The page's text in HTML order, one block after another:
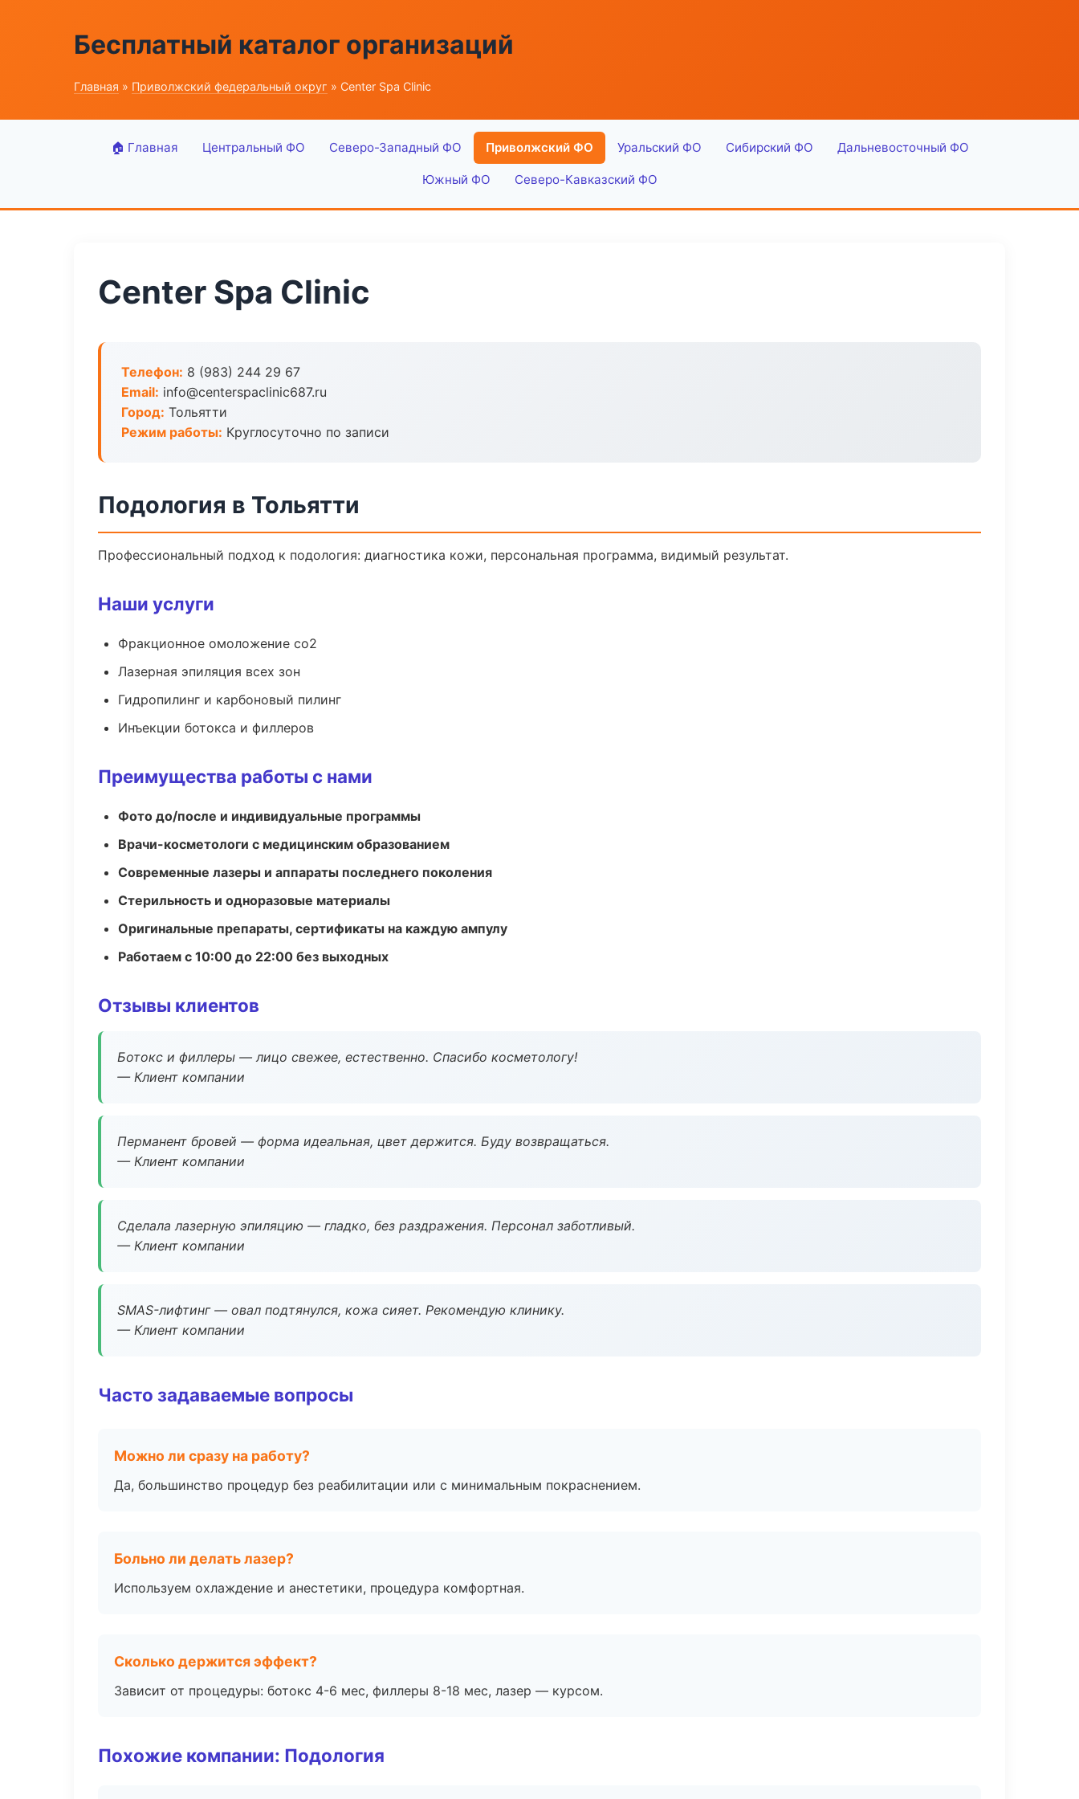
Бесплатный каталог организаций
Главная » Приволжский федеральный округ » Center Spa Clinic
🏠 Главная Центральный ФО Северо-Западный ФО Приволжский ФО Уральский ФО Сибирский ФО Дальневосточный ФО
Южный ФО Северо-Кавказский ФО
Center Spa Clinic
Телефон: 8 (983) 244 29 67
Email: info@centerspaclinic687.ru
Город: Тольятти
Режим работы: Круглосуточно по записи
Подология в Тольятти
Профессиональный подход к подология: диагностика кожи, персональная программа, видимый результат.
Наши услуги
Фракционное омоложение co2
Лазерная эпиляция всех зон
Гидропилинг и карбоновый пилинг
Инъекции ботокса и филлеров
Преимущества работы с нами
Фото до/после и индивидуальные программы
Врачи-косметологи с медицинским образованием
Современные лазеры и аппараты последнего поколения
Стерильность и одноразовые материалы
Оригинальные препараты, сертификаты на каждую ампулу
Работаем с 10:00 до 22:00 без выходных
Отзывы клиентов
Ботокс и филлеры — лицо свежее, естественно. Спасибо косметологу!
— Клиент компании
Перманент бровей — форма идеальная, цвет держится. Буду возвращаться.
— Клиент компании
Сделала лазерную эпиляцию — гладко, без раздражения. Персонал заботливый.
— Клиент компании
SMAS-лифтинг — овал подтянулся, кожа сияет. Рекомендую клинику.
— Клиент компании
Часто задаваемые вопросы
Можно ли сразу на работу?
Да, большинство процедур без реабилитации или с минимальным покраснением.
Больно ли делать лазер?
Используем охлаждение и анестетики, процедура комфортная.
Сколько держится эффект?
Зависит от процедуры: ботокс 4-6 мес, филлеры 8-18 мес, лазер — курсом.
Похожие компании: Подология